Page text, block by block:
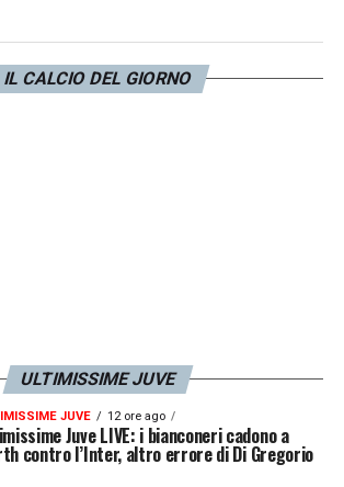
Monaco, Borussia
Leverkusen,Inter,Milane
IL CALCIO DEL GIORNO
ULTIMISSIME JUVE
JUVE 12 ore ago
Juve LIVE: i bianconeri cadono a
contro l’Inter, altro errore di Di Gregorio